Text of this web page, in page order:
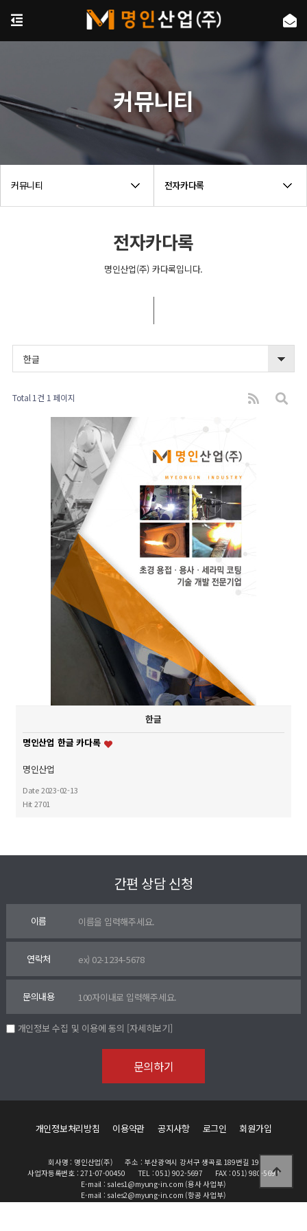
커뮤니티 전자카다록
커뮤니티
전자카다록
명인산업(주) 카다록입니다.
한글
Total 1건 1 페이지
한글
명인산업 한글 카다록
명인산업
Date 2023-02-13
Hit 2701
간편 상담 신청
이름
연락처
문의내용
개인정보 수집 및 이용에 동의 [자세히보기]
개인정보처리방침 이용약관 공지사항 로그인 회원가입
회사명 : 명인산업(주)
주소 : 부산광역시 강서구 생곡로 189번길 19
사업자등록번호 : 271-07-00450
TEL : 051) 902-5697
FAX : 051) 980-5697
E-mail : sales1@myung-in.com (용사 사업부)
E-mail : sales2@myung-in.com (항공 사업부)